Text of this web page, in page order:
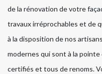
de la rénovation de votre
travaux irréprochables et de
à la disposition de nos
modernes qui sont à la
certifiés et tous de renoms.